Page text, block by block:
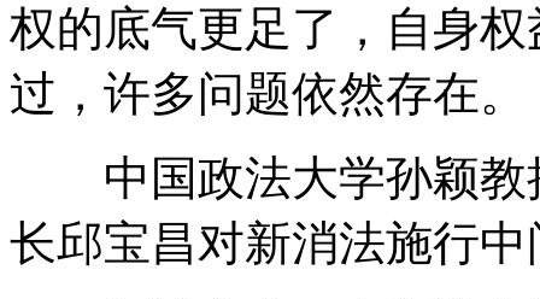
权的底气更足了，自身
过，许多问题依然存在。
中国政法大学孙颖教
长邱宝昌对新消法施行